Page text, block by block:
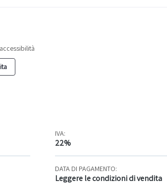
IVA:
22%
DATA DI PAGAMENTO:
Leggere le condizioni di vendita